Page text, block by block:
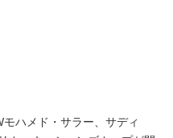
ハメド・サラー、サディ